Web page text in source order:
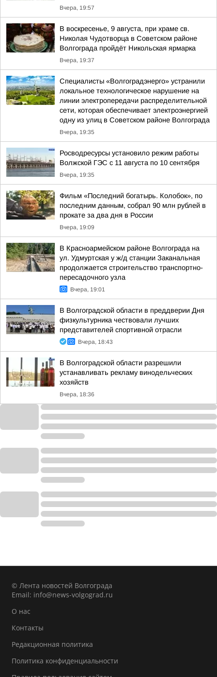
Вчера, 19:57
В воскресенье, 9 августа, при храме св.
Николая Чудотворца в Советском районе
Волгограда пройдёт Никольская ярмарка
Вчера, 19:37
Специалисты «Волгоградэнерго» устранили
локальное технологическое нарушение на
линии электропередачи распределительной
сети, которая обеспечивает электроэнергией
одну из улиц в Советском районе Волгограда
Вчера, 19:35
Росводресурсы установило режим работы
Волжской ГЭС с 11 августа по 10 сентября
Вчера, 19:35
Фильм «Последний богатырь. Колобок», по
последним данным, собрал 90 млн рублей в
прокате за два дня в России
Вчера, 19:09
В Красноармейском районе Волгограда на
ул. Удмуртская у ж/д станции Заканальная
продолжается строительство транспортно-
пересадочного узла
Вчера, 19:01
В Волгоградской области в преддверии Дня
физкультурника чествовали лучших
представителей спортивной отрасли
Вчера, 18:43
В Волгоградской области разрешили
устанавливать рекламу винодельческих
хозяйств
Вчера, 18:36
© Лента новостей Волгограда
Email: info@news-volgograd.ru
О нас
Контакты
Редакционная политика
Политика конфиденциальности